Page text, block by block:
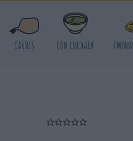
CARNES CON CUCHARA